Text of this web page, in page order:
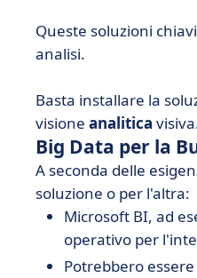
Queste soluzioni
analisi.
Basta installare la
visione analitica
Big Data per la
A seconda delle
soluzione o per l'altra:
Microsoft BI, ad
operativo per
Potrebbero